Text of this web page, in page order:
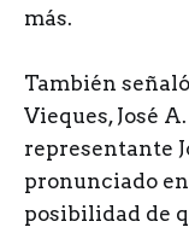
más.
También
Vieques, José
representante
pronunciado
posibilidad de